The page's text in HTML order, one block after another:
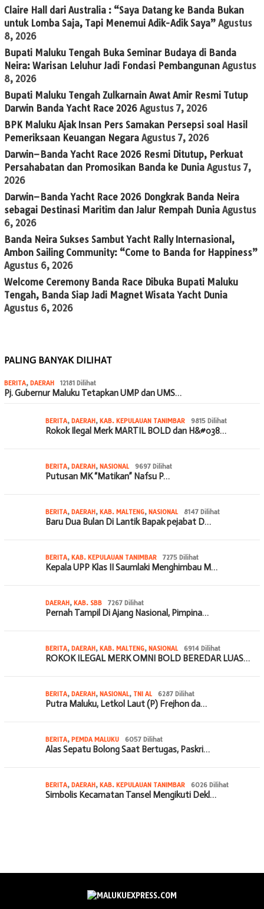
Claire Hall dari Australia : “Saya Datang ke Banda Bukan
untuk Lomba Saja, Tapi Menemui Adik-Adik Saya” Agustus
8, 2026
Bupati Maluku Tengah Buka Seminar Budaya di Banda
Neira: Warisan Leluhur Jadi Fondasi Pembangunan Agustus
8, 2026
Bupati Maluku Tengah Zulkarnain Awat Amir Resmi Tutup
Darwin Banda Yacht Race 2026 Agustus 7, 2026
BPK Maluku Ajak Insan Pers Samakan Persepsi soal Hasil
Pemeriksaan Keuangan Negara Agustus 7, 2026
Darwin–Banda Yacht Race 2026 Resmi Ditutup, Perkuat
Persahabatan dan Promosikan Banda ke Dunia Agustus 7,
2026
Darwin–Banda Yacht Race 2026 Dongkrak Banda Neira
sebagai Destinasi Maritim dan Jalur Rempah Dunia Agustus
6, 2026
Banda Neira Sukses Sambut Yacht Rally Internasional,
Ambon Sailing Community: “Come to Banda for Happiness”
Agustus 6, 2026
Welcome Ceremony Banda Race Dibuka Bupati Maluku
Tengah, Banda Siap Jadi Magnet Wisata Yacht Dunia
Agustus 6, 2026
PALING BANYAK DILIHAT
BERITA, DAERAH 12181 Dilihat
Pj. Gubernur Maluku Tetapkan UMP dan UMS…
BERITA, DAERAH, KAB. KEPULAUAN TANIMBAR 9815 Dilihat
Rokok Ilegal Merk MARTIL BOLD dan H&#038…
BERITA, DAERAH, NASIONAL 9697 Dilihat
Putusan MK “Matikan” Nafsu P…
BERITA, DAERAH, KAB. MALTENG, NASIONAL 8147 Dilihat
Baru Dua Bulan Di Lantik Bapak pejabat D…
BERITA, KAB. KEPULAUAN TANIMBAR 7275 Dilihat
Kepala UPP Klas II Saumlaki Menghimbau M…
DAERAH, KAB. SBB 7267 Dilihat
Pernah Tampil Di Ajang Nasional, Pimpina…
BERITA, DAERAH, KAB. MALTENG, NASIONAL 6914 Dilihat
ROKOK ILEGAL MERK OMNI BOLD BEREDAR LUAS…
BERITA, DAERAH, NASIONAL, TNI AL 6287 Dilihat
Putra Maluku, Letkol Laut (P) Frejhon da…
BERITA, PEMDA MALUKU 6057 Dilihat
Alas Sepatu Bolong Saat Bertugas, Paskri…
BERITA, DAERAH, KAB. KEPULAUAN TANIMBAR 6026 Dilihat
Simbolis Kecamatan Tansel Mengikuti Dekl…